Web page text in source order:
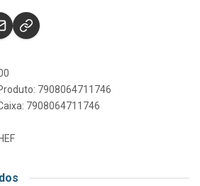
7908064711746
7908064711746